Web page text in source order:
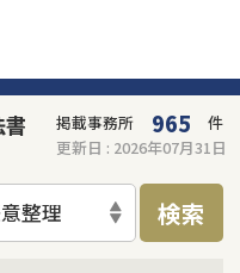
掲載事務所 965
件
更新日 : 2026年07月31日
整理 検索